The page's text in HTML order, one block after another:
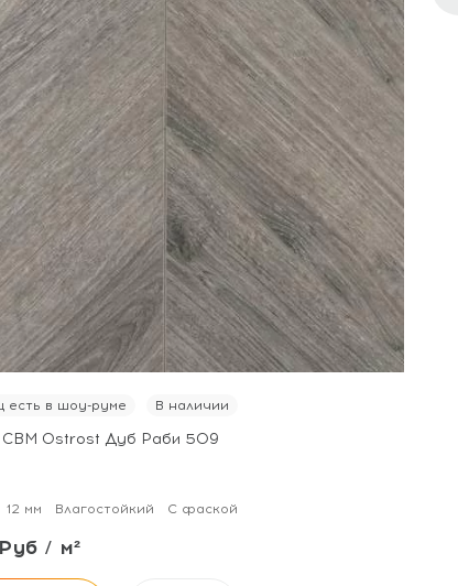
есть в шоу-руме В наличии
CBM Ostrost Дуб Раби 509
12 мм Влагостойкий С фаской
/ м²